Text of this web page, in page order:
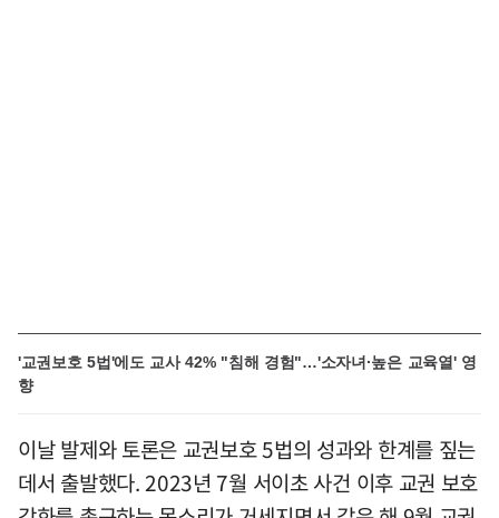
'교권보호 5법'에도 교사 42% "침해 경험"…'소자녀·높은 교육열' 영
향
이날 발제와 토론은 교권보호 5법의 성과와 한계를 짚는
데서 출발했다. 2023년 7월 서이초 사건 이후 교권 보호